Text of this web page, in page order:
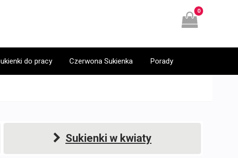
0
do pracy Czerwona Sukienka Porady
Sukienki w kwiaty